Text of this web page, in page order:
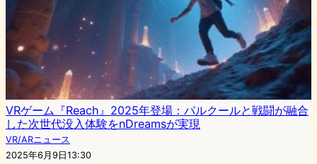
VRゲーム『Reach』2025年登場：パルクールと戦闘が融合
した次世代没入体験をnDreamsが実現
VR/ARニュース
2025年6月9日13:30